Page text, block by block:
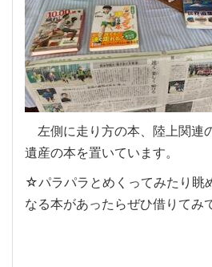
左側に走り方の本、陸上関連
遺産の本を置いています。
☆パラパラとめくってみたり眺
なる本があったらぜひ借りてみ